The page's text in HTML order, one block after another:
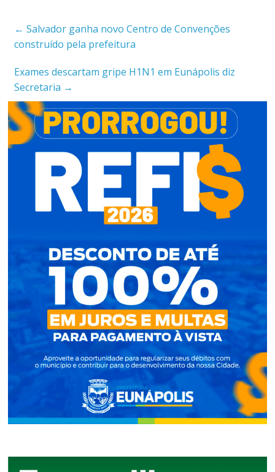
← Salvador ganha novo Centro de Convenções
construído pela prefeitura
Exames descartam gripe H1N1 em Eunápolis diz
Secretaria →